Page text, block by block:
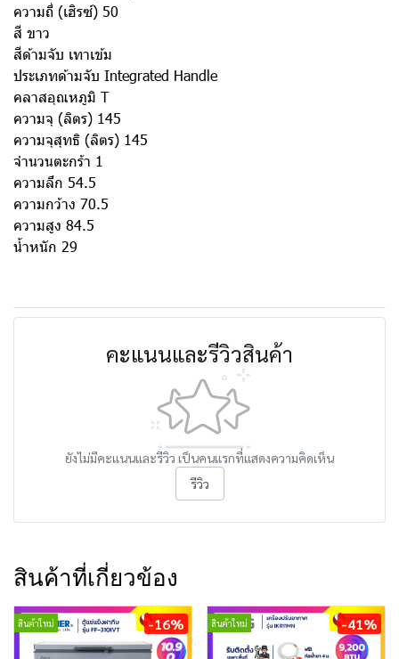
ความถี่ (เฮิรซ์) 50
สี ขาว
สีด้ามจับ เทาเข้ม
ประเภทด้ามจับ Integrated Handle
คลาสอุณหภูมิ T
ความจุ (ลิตร) 145
ความจุสุทธิ (ลิตร) 145
จำนวนตะกร้า 1
ความลึก 54.5
ความกว้าง 70.5
ความสูง 84.5
น้ำหนัก 29
คะแนนและรีวิวสินค้า
ยังไม่มีคะแนนและรีวิว เป็นคนแรกที่แสดงความคิดเห็น
รีวิว
สินค้าที่เกี่ยวข้อง
สินค้าใหม่ -16% สินค้าใหม่ -41%